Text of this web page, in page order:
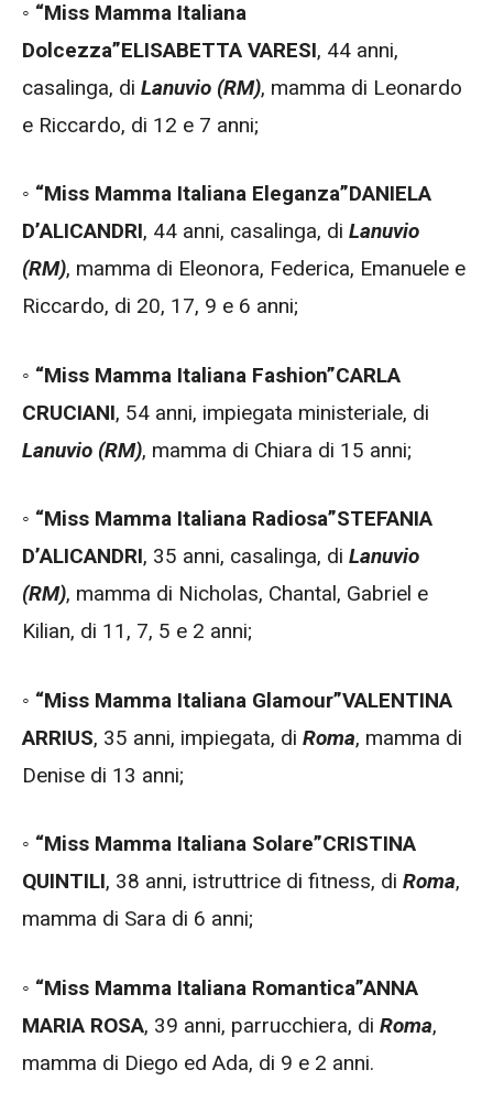
◦ “Miss Mamma Italiana
Dolcezza”ELISABETTA VARESI, 44 anni,
casalinga, di Lanuvio (RM), mamma di Leonardo
e Riccardo, di 12 e 7 anni;
◦ “Miss Mamma Italiana Eleganza”DANIELA
D’ALICANDRI, 44 anni, casalinga, di Lanuvio
(RM), mamma di Eleonora, Federica, Emanuele e
Riccardo, di 20, 17, 9 e 6 anni;
◦ “Miss Mamma Italiana Fashion”CARLA
CRUCIANI, 54 anni, impiegata ministeriale, di
Lanuvio (RM), mamma di Chiara di 15 anni;
◦ “Miss Mamma Italiana Radiosa”STEFANIA
D’ALICANDRI, 35 anni, casalinga, di Lanuvio
(RM), mamma di Nicholas, Chantal, Gabriel e
Kilian, di 11, 7, 5 e 2 anni;
◦ “Miss Mamma Italiana Glamour”VALENTINA
ARRIUS, 35 anni, impiegata, di Roma, mamma di
Denise di 13 anni;
◦ “Miss Mamma Italiana Solare”CRISTINA
QUINTILI, 38 anni, istruttrice di fitness, di Roma,
mamma di Sara di 6 anni;
◦ “Miss Mamma Italiana Romantica”ANNA
MARIA ROSA, 39 anni, parrucchiera, di Roma,
mamma di Diego ed Ada, di 9 e 2 anni.